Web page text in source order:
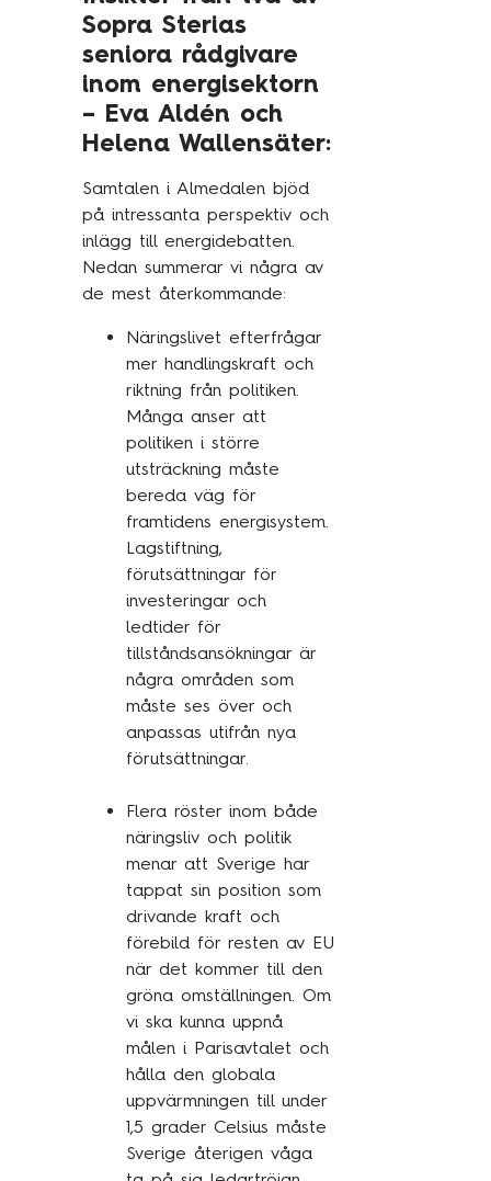
Sopra Sterias
seniora rådgivare
inom energisektorn
– Eva Aldén och
Helena Wallensäter:
Samtalen i Almedalen bjöd
på intressanta perspektiv och
inlägg till energidebatten.
Nedan summerar vi några av
de mest återkommande:
Näringslivet efterfrågar
mer handlingskraft och
riktning från politiken.
Många anser att
politiken i större
utsträckning måste
bereda väg för
framtidens energisystem.
Lagstiftning,
förutsättningar för
investeringar och
ledtider för
tillståndsansökningar är
några områden som
måste ses över och
anpassas utifrån nya
förutsättningar.
Flera röster inom både
näringsliv och politik
menar att Sverige har
tappat sin position som
drivande kraft och
förebild för resten av EU
när det kommer till den
gröna omställningen. Om
vi ska kunna uppnå
målen i Parisavtalet och
hålla den globala
uppvärmningen till under
1,5 grader Celsius måste
Sverige återigen våga